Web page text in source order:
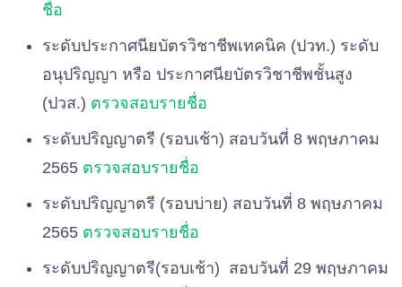
ชื่อ
ระดับประกาศนียบัตรวิชาชีพเทคนิค (ปวท.) ระดับ
อนุปริญญา หรือ ประกาศนียบัตรวิชาชีพชั้นสูง
(ปวส.) ตรวจสอบรายชื่อ
ระดับปริญญาตรี (รอบเช้า) สอบวันที่ 8 พฤษภาคม
2565 ตรวจสอบรายชื่อ
ระดับปริญญาตรี (รอบบ่าย) สอบวันที่ 8 พฤษภาคม
2565 ตรวจสอบรายชื่อ
ระดับปริญญาตรี(รอบเช้า) สอบวันที่ 29 พฤษภาคม